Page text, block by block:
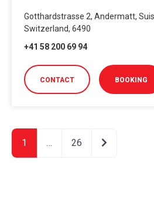
Gotthardstrasse 2, Andermatt,
Switzerland, 6490
+41 58 200 69 94
CONTACT BOOKING
1 … 26 Articoli meno